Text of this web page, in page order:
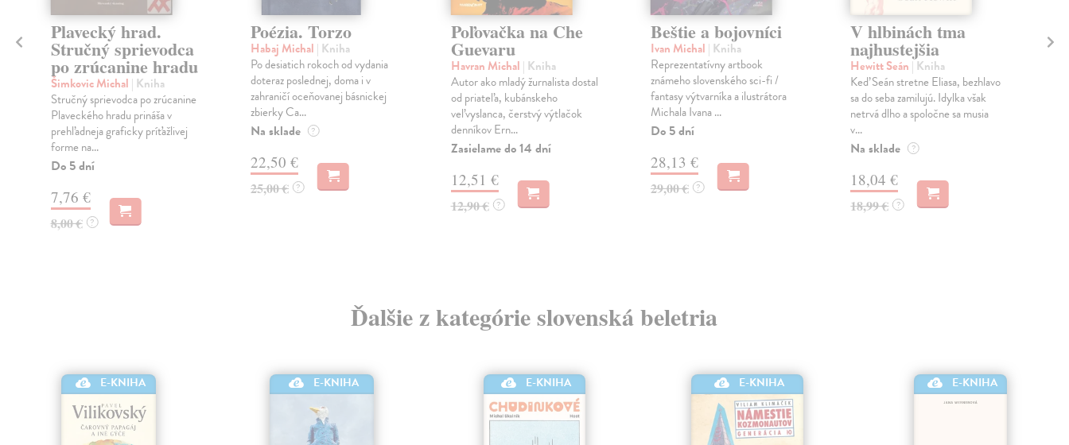
Plavecký hrad.
Stručný sprievodca
po zrúcanine hradu
Šimkovic Michal | Kniha
Stručný sprievodca po zrúcanine
Plaveckého hradu prináša v
prehľadneja graficky príťažlivej
forme na...
Do 5 dní
7,76 €
8,00 € ?
Poézia. Torzo
Habaj Michal | Kniha
Po desiatich rokoch od vydania
doteraz poslednej, doma i v
zahraničí oceňovanej básnickej
zbierky Ca...
Na sklade ?
22,50 €
25,00 € ?
Poľovačka na Che
Guevaru
Havran Michal | Kniha
Autor ako mladý žurnalista dostal
od priateľa, kubánskeho
veľvyslanca, čerstvý výtlačok
denníkov Ern...
Zasielame do 14 dní
12,51 €
12,90 € ?
Beštie a bojovníci
Ivan Michal | Kniha
Reprezentatívny artbook
známeho slovenského sci-fi /
fantasy výtvarníka a ilustrátora
Michala Ivana ...
Do 5 dní
28,13 €
29,00 € ?
V hlbinách tma
najhustejšia
Hewitt Seán | Kniha
Keď Seán stretne Eliasa, bezhlavo
sa do seba zamilujú. Idylka však
netrvá dlho a spoločne sa musia
v...
Na sklade ?
18,04 €
18,99 € ?
Ďalšie z kategórie slovenská beletria
E-KNIHA E-KNIHA E-KNIHA E-KNIHA E-KNIHA